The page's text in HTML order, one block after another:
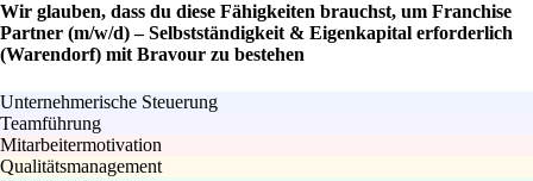
Wir glauben, dass du diese Fähigkeiten brauchst, um Franchise
Partner (m/w/d) – Selbstständigkeit & Eigenkapital erforderlich
(Warendorf) mit Bravour zu bestehen
Unternehmerische Steuerung
Teamführung
Mitarbeitermotivation
Qualitätsmanagement